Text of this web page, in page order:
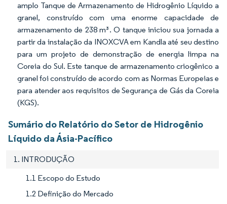
amplo Tanque de Armazenamento de Hidrogênio Líquido a
granel, construído com uma enorme capacidade de
armazenamento de 238 m³. O tanque iniciou sua jornada a
partir da instalação da INOXCVA em Kandla até seu destino
para um projeto de demonstração de energia limpa na
Coreia do Sul. Este tanque de armazenamento criogênico a
granel foi construído de acordo com as Normas Europeias e
para atender aos requisitos de Segurança de Gás da Coreia
(KGS).
Sumário do Relatório do Setor de Hidrogênio
Líquido da Ásia-Pacífico
1. INTRODUÇÃO
1.1 Escopo do Estudo
1.2 Definição do Mercado